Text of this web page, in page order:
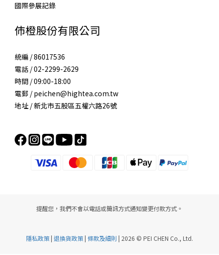
國際參展記錄
伂橙股份有限公司
統編 / 86017536
電話 / 02-2299-2629
時間 / 09:00-18:00
電郵 / peichen@hightea.com.tw
地址 / 新北市五股區五權六路26號
提醒您，我們不會以電話或簡訊方式通知變更付款方式。
隱私政策| 退換貨政策| 條款及細則 | 2026 © PEI CHEN Co., Ltd.